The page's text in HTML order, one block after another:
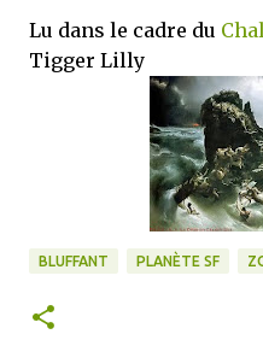
Lu dans le cadre du
Tigger Lilly
BLUFFANT PLANÈTE SF